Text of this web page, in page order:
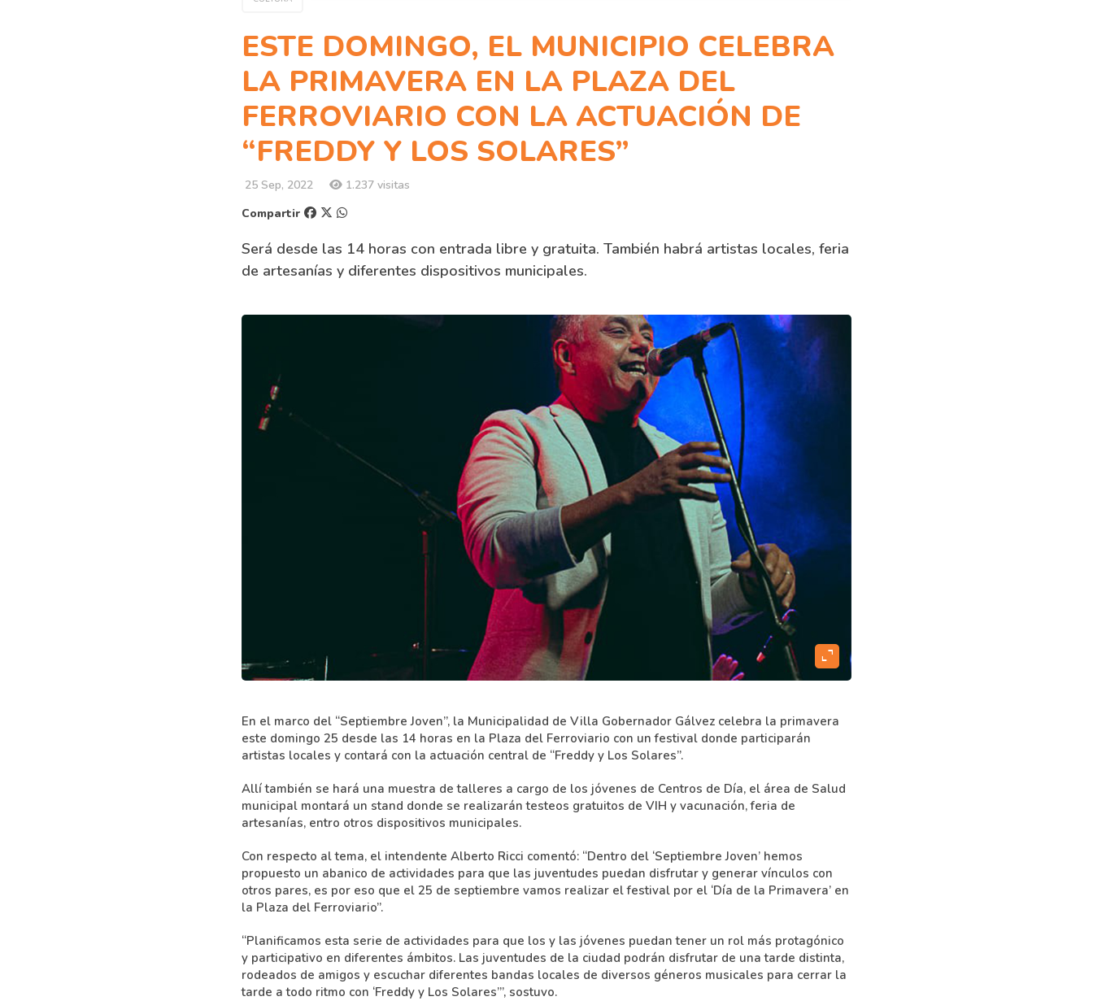
ESTE DOMINGO, EL MUNICIPIO CELEBRA
LA PRIMAVERA EN LA PLAZA DEL
FERROVIARIO CON LA ACTUACIÓN DE
“FREDDY Y LOS SOLARES”
25 Sep, 2022
1.237 visitas
Compartir
Será desde las 14 horas con entrada libre y gratuita. También habrá artistas locales, feria
de artesanías y diferentes dispositivos municipales.
expand_content
En el marco del “Septiembre Joven”, la Municipalidad de Villa Gobernador Gálvez celebra la primavera
este domingo 25 desde las 14 horas en la Plaza del Ferroviario con un festival donde participarán
artistas locales y contará con la actuación central de “Freddy y Los Solares”.
Allí también se hará una muestra de talleres a cargo de los jóvenes de Centros de Día, el área de Salud
municipal montará un stand donde se realizarán testeos gratuitos de VIH y vacunación, feria de
artesanías, entro otros dispositivos municipales.
Con respecto al tema, el intendente Alberto Ricci comentó: “Dentro del ‘Septiembre Joven’ hemos
propuesto un abanico de actividades para que las juventudes puedan disfrutar y generar vínculos con
otros pares, es por eso que el 25 de septiembre vamos realizar el festival por el ‘Día de la Primavera’ en
la Plaza del Ferroviario”.
“Planificamos esta serie de actividades para que los y las jóvenes puedan tener un rol más protagónico
y participativo en diferentes ámbitos. Las juventudes de la ciudad podrán disfrutar de una tarde distinta,
rodeados de amigos y escuchar diferentes bandas locales de diversos géneros musicales para cerrar la
tarde a todo ritmo con ‘Freddy y Los Solares’”, sostuvo.